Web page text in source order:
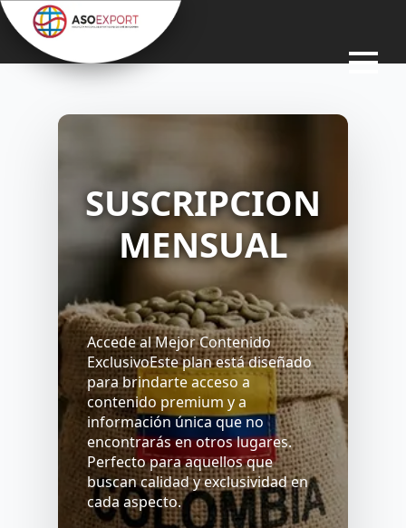
SUSCRIPCION
MENSUAL
Accede al Mejor Contenido
ExclusivoEste plan está diseñado
para brindarte acceso a
contenido premium y a
información única que no
encontrarás en otros lugares.
Perfecto para aquellos que
buscan calidad y exclusividad en
cada aspecto.
SUSCRIPCIÓN
$
10,000.00
SELECCIONAR